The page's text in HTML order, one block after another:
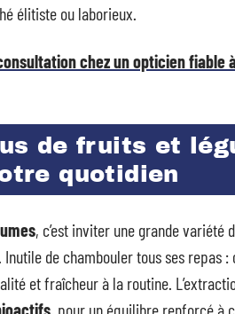
élitiste ou laborieux.
chez un opticien fiable
de fruits et
quotidien
, c’est inviter une grande variété
Inutile de chambouler tous ses
et fraîcheur à la routine.
, pour un équilibre renforcé à